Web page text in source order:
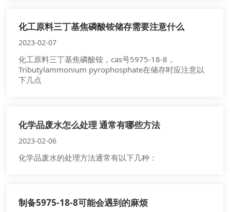
化工原料三丁基焦磷酸铵储存需要注意什么
2023-02-07
化工原料三丁基焦磷酸铵，cas号5975-18-8，
Tributylammonium pyrophosphate在储存时应注意以
下几点
化学品废水怎么处理 通常有哪些方法
2023-02-06
​化学品废水的处理方法通常有以下几种：
制备5975-18-8可能会遇到的麻烦